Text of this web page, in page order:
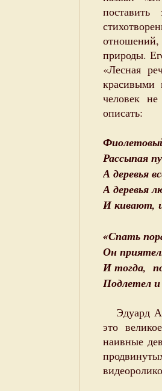
природы.
«Лесная
красивыми
человек
описать:
Рассыпая
А деревья
А деревья
И кивают,
«Спать
Он
И тогда,
Подлетел и
Эдуард
это
наивные